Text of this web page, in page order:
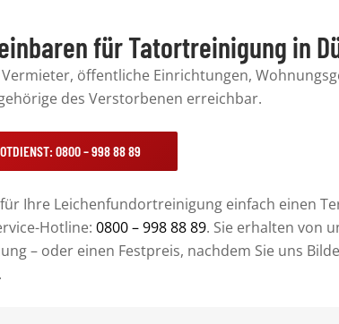
für Tatortreinigung in
öffentliche Einrichtungen,
des Verstorbenen erreichbar.
0800 – 998 88 89
Ihre Leichenfundortreinigungeinfach einen
Hotline: 0800 – 998 88 89. Sie erhalten von
– oder einen Festpreis, nachdem Sie uns